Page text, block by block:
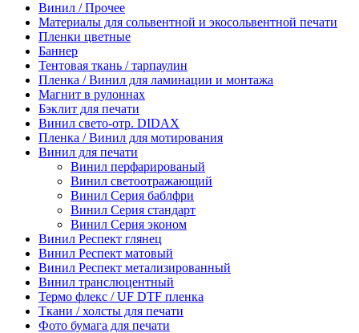
Винил / Прочее
Материалы для сольвентной и экосольвентной печати
Пленки цветные
Баннер
Тентовая ткань / тарпаулин
Пленка / Винил для ламинации и монтажа
Магнит в рулоннах
Бэклит для печати
Винил свето-отр. DIDAX
Пленка / Винил для мотирования
Винил для печати
Винил перфарированый
Винил светоотражающий
Винил Серия баблфри
Винил Серия стандарт
Винил Серия эконом
Винил Респект глянец
Винил Респект матовый
Винил Респект метализированный
Винил транслюцентный
Термо флекс / UF DTF пленка
Ткани / холсты для печати
Фото бумага для печати